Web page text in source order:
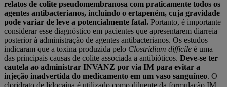
relatos de colite pseudomembranosa com praticamente todos os
agentes antibacterianos, incluindo o ertapeném, cuja gravidade
pode variar de leve a potencialmente fatal. Portanto, é importante
considerar esse diagnóstico em pacientes que apresentarem diarreia
posterior à administração de agentes antibacterianos. Os estudos
indicaram que a toxina produzida pelo Clostridium difficile é uma
das principais causas de colite associada a antibióticos. Deve-se ter
cautela ao administrar INVANZ por via IM para evitar a
injeção inadvertida do medicamento em um vaso sanguíneo. O